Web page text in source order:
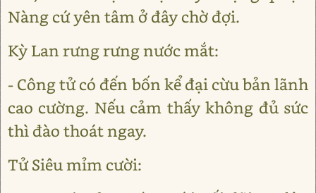
Nàng cứ yên tâm ở đây chờ đợi.
Kỳ Lan rưng rưng nước mắt:
- Công tử có đến bốn kể đại cừu bản lãnh
cao cường. Nếu cảm thấy không đủ sức
thì đào thoát ngay.
Tử Siêu mỉm cười: